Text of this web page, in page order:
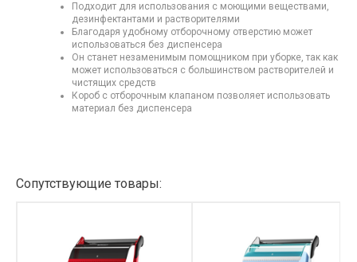
Подходит для использования с моющими веществами,
дезинфектантами и растворителями
Благодаря удобному отборочному отверстию может
использоваться без диспенсера
Он станет незаменимым помощником при уборке, так как
может использоваться с большинством растворителей и
чистящих средств
Короб с отборочным клапаном позволяет использовать
материал без диспенсера
Сопутствующие товары: